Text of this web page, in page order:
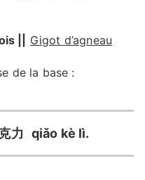
|| Gigot d’agneau
de la base :
力 qiǎo kè lì.